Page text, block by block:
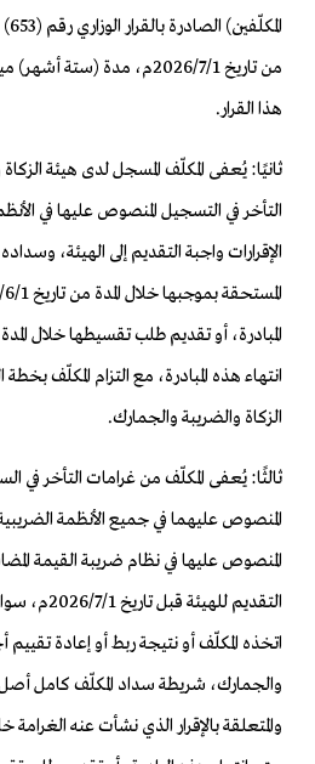
من تاريخ 2026/7/1م، مدة
هذا القرار.
ثانيًا: يُعفى المكلّف المسجل لدى هيئة
التأخر في التسجيل المنصوص عليها في
الإقرارات واجبة التقديم إلى الهيئة،
انتهاء هذه المبادرة، مع التزام المكلّف
الزكاة والضريبة والجمارك.
ثالثًا: يُعفى المكلّف من غرامات التأخر في
المنصوص عليهما في جميع الأنظمة
المنصوص عليها في نظام ضريبة القيمة
التقديم
اتخذه المكلّف أو نتيجة ربط أو إعادة تقييم
والجمارك، شريطة سداد المكلّف كامل أصل